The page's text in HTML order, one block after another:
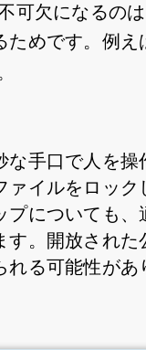
可欠になるの
ためです。例え
手口で人を
イルをロッ
についても
。開放され
る可能性があ